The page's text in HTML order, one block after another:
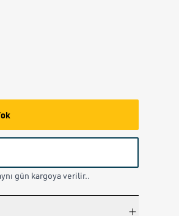
gün kargoya verilir..